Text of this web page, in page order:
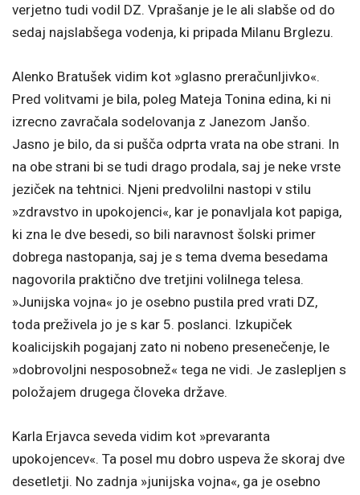
verjetno tudi vodil DZ. Vprašanje je le ali slabše od do
sedaj najslabšega vodenja, ki pripada Milanu Brglezu.
Alenko Bratušek vidim kot »glasno preračunljivko«.
Pred volitvami je bila, poleg Mateja Tonina edina, ki ni
izrecno zavračala sodelovanja z Janezom Janšo.
Jasno je bilo, da si pušča odprta vrata na obe strani. In
na obe strani bi se tudi drago prodala, saj je neke vrste
jeziček na tehtnici. Njeni predvolilni nastopi v stilu
»zdravstvo in upokojenci«, kar je ponavljala kot papiga,
ki zna le dve besedi, so bili naravnost šolski primer
dobrega nastopanja, saj je s tema dvema besedama
nagovorila praktično dve tretjini volilnega telesa.
»Junijska vojna« jo je osebno pustila pred vrati DZ,
toda preživela jo je s kar 5. poslanci. Izkupiček
koalicijskih pogajanj zato ni nobeno presenečenje, le
»dobrovoljni nesposobnež« tega ne vidi. Je zaslepljen s
položajem drugega človeka države.
Karla Erjavca seveda vidim kot »prevaranta
upokojencev«. Ta posel mu dobro uspeva že skoraj dve
desetletji. No zadnja »junijska vojna«, ga je osebno